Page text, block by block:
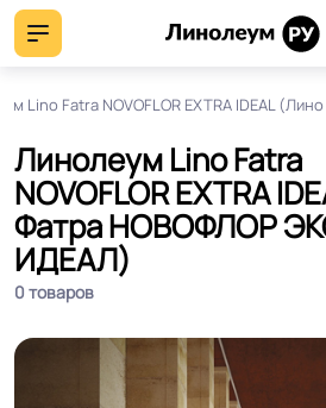
Lino Fatra NOVOFLOR EXTRA IDEAL
Линолеум Lino Fatra
NOVOFLOR EXTRA
Фатра НОВОФЛОР
ИДЕАЛ)
0 товаров